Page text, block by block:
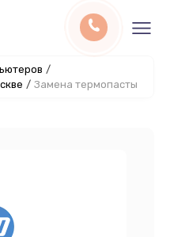
/
/ Замена термопасты